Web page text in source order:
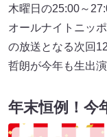
木曜日の25:00～
オールナイトニッ
の放送となる次回
哲朗が今年も生出
年末恒例！今